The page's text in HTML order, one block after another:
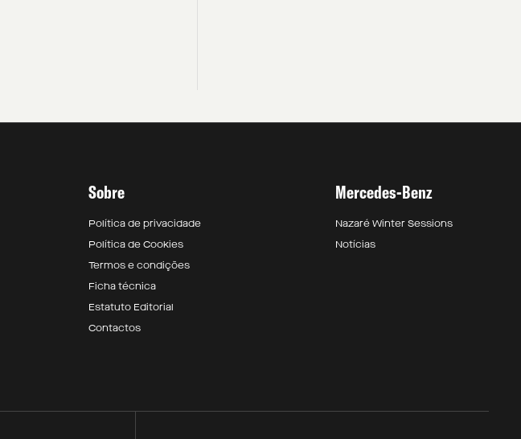
Sobre
Política de privacidade
Política de Cookies
Termos e condições
Ficha técnica
Estatuto Editorial
Contactos
Mercedes-Benz
Nazaré Winter Sessions
Notícias